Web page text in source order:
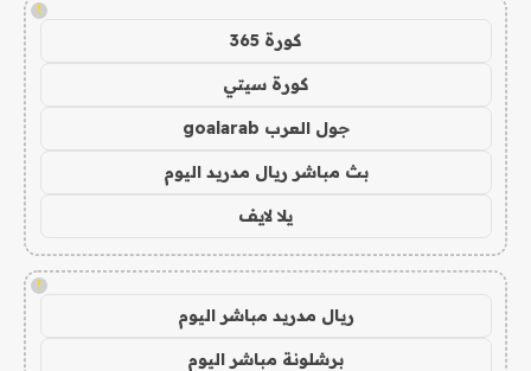
!
كورة 365
كورة سيتي
جول العرب goalarab
بث مباشر ريال مدريد اليوم
يلا لايف
!
ريال مدريد مباشر اليوم
برشلونة مباشر اليوم